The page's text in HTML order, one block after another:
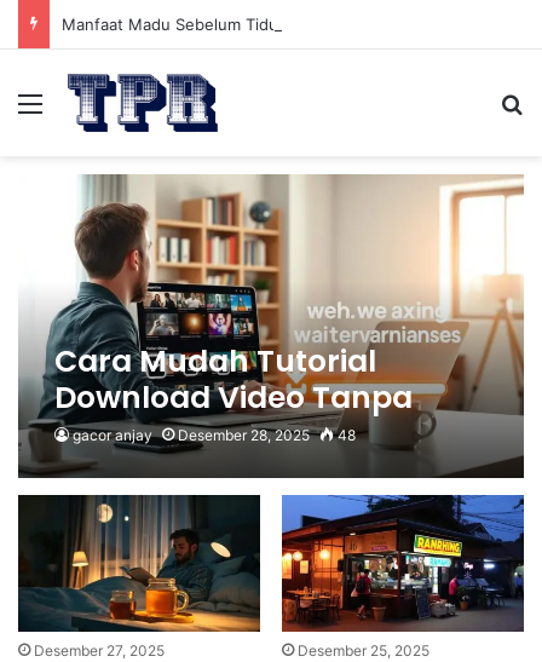
Manfaat Madu Sebelum Tidur: Meningkatkan Kesehatan
Menu
Cara Mudah Tutorial
Download Video Tanpa
Watermark
gacor anjay Desember 28, 2025 48
Desember 27, 2025 Desember 25, 2025